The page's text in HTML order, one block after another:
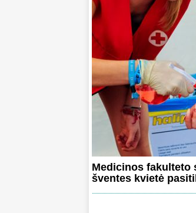
Medicinos fakulteto
šventes kvietė